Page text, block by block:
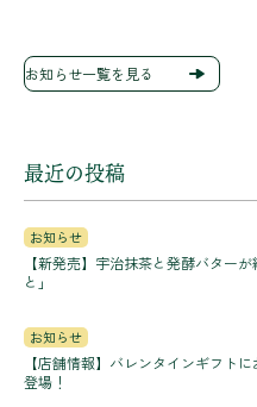
お知らせ一覧を見る
最近の投稿
お知らせ
【新発売】宇治抹茶と発酵バター
と」
お知らせ
【店舗情報】バレンタインギフト
登場！